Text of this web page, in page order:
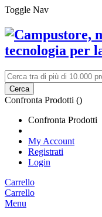
Toggle Nav
Cerca
Confronta Prodotti ()
Confronta Prodotti
My Account
Registrati
Login
Carrello
Carrello
Menu